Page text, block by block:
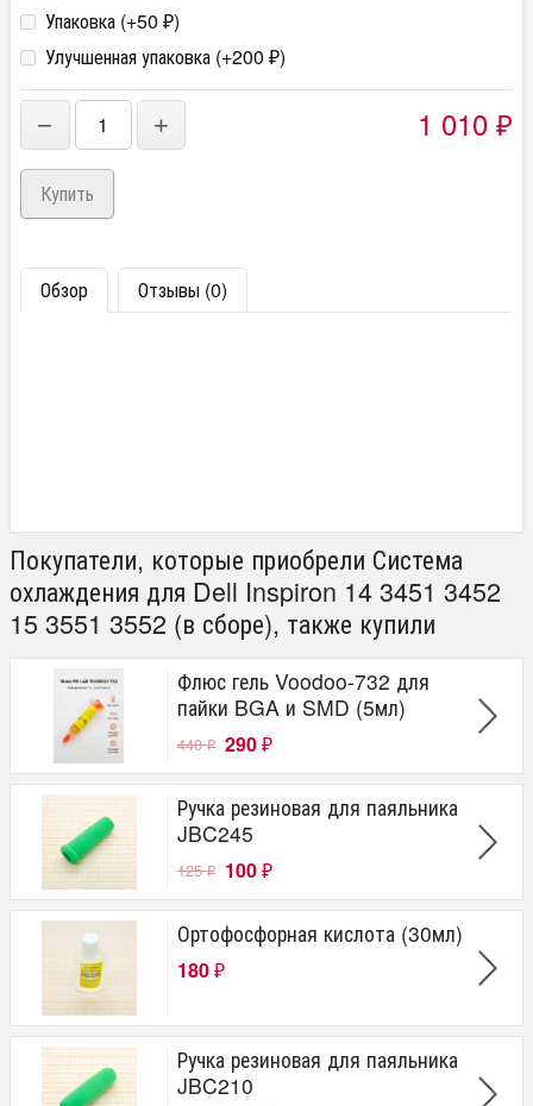
Упаковка (+50 ₽)
Улучшенная упаковка (+200 ₽)
− + 1 010 ₽
Обзор Отзывы (0)
Покупатели, которые приобрели Система
охлаждения для Dell Inspiron 14 3451 3452
15 3551 3552 (в сборе), также купили
Флюс гель Voodoo-732 для
пайки BGA и SMD (5мл)
440₽ 290 ₽
Ручка резиновая для паяльника
JBC245
125₽ 100 ₽
Ортофосфорная кислота (30мл)
180 ₽
Ручка резиновая для паяльника
JBC210